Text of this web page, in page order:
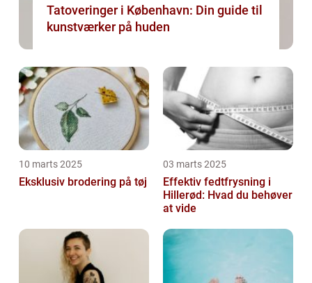
Tatoveringer i København: Din guide til
kunstværker på huden
10 marts 2025
Eksklusiv brodering på tøj
03 marts 2025
Effektiv fedtfrysning i
Hillerød: Hvad du behøver
at vide